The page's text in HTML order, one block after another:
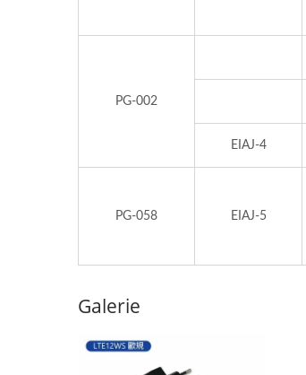
PG-002
EIAJ-4
PG-058 EIAJ-5
Galerie